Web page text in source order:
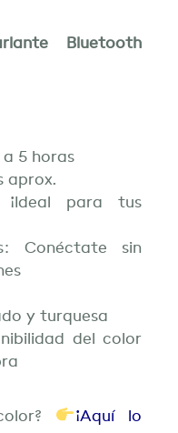
Bluetooth
5 horas
aprox.
para tus
Conéctate sin
y turquesa
del color
¡Aquí lo